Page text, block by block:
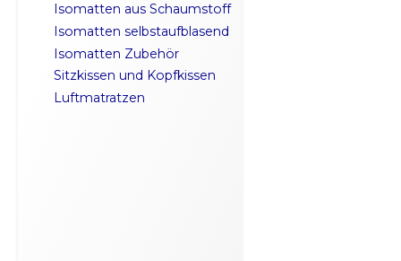
Isomatten aus Schaumstoff
Isomatten selbstaufblasend
Isomatten Zubehör
Sitzkissen und Kopfkissen
Luftmatratzen